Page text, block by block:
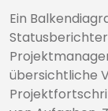
Ein
übersichtliche